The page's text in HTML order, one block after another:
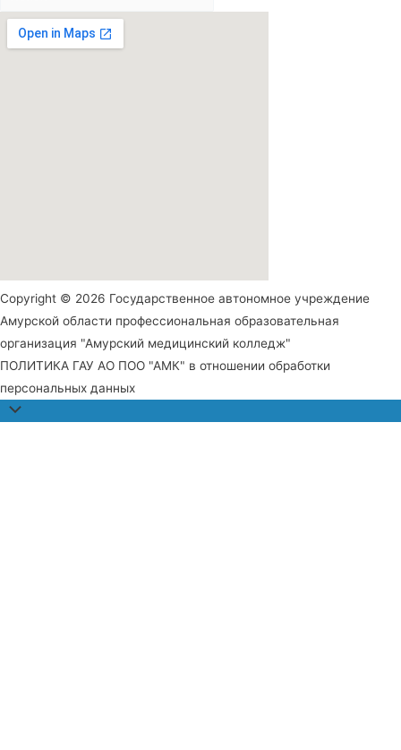
Copyright © 2026 Государственное автономное учреждение
Амурской области профессиональная образовательная
организация "Амурский медицинский колледж"
ПОЛИТИКА ГАУ АО ПОО "АМК" в отношении обработки
персональных данных
Прокрутить